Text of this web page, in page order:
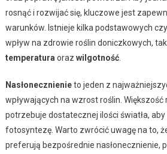
rosnąć i rozwijać się, kluczowe jest
warunków. Istnieje kilka podstawowych
wpływ na zdrowie roślin doniczkowych,
temperatura oraz wilgotność.
Nasłonecznienieto jeden z
wpływających na wzrost roślin.
potrzebuje dostatecznej ilości światła,
fotosyntezę. Warto zwrócić uwagę na to,
preferują bezpośrednie nasłonecznienie,